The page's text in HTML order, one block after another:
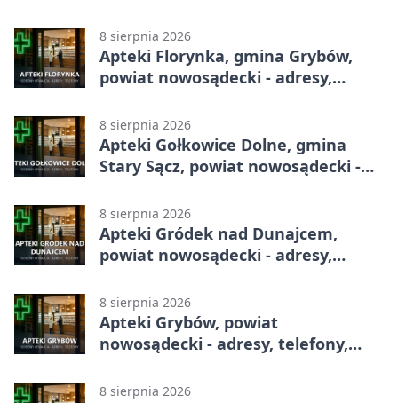
8 sierpnia 2026
Apteki Florynka, gmina Grybów,
powiat nowosądecki - adresy,
8 sierpnia 2026
Apteki Gołkowice Dolne, gmina
Stary Sącz, powiat nowosądecki -
8 sierpnia 2026
Apteki Gródek nad Dunajcem,
powiat nowosądecki - adresy,
8 sierpnia 2026
Apteki Grybów, powiat
nowosądecki - adresy, telefony,
8 sierpnia 2026